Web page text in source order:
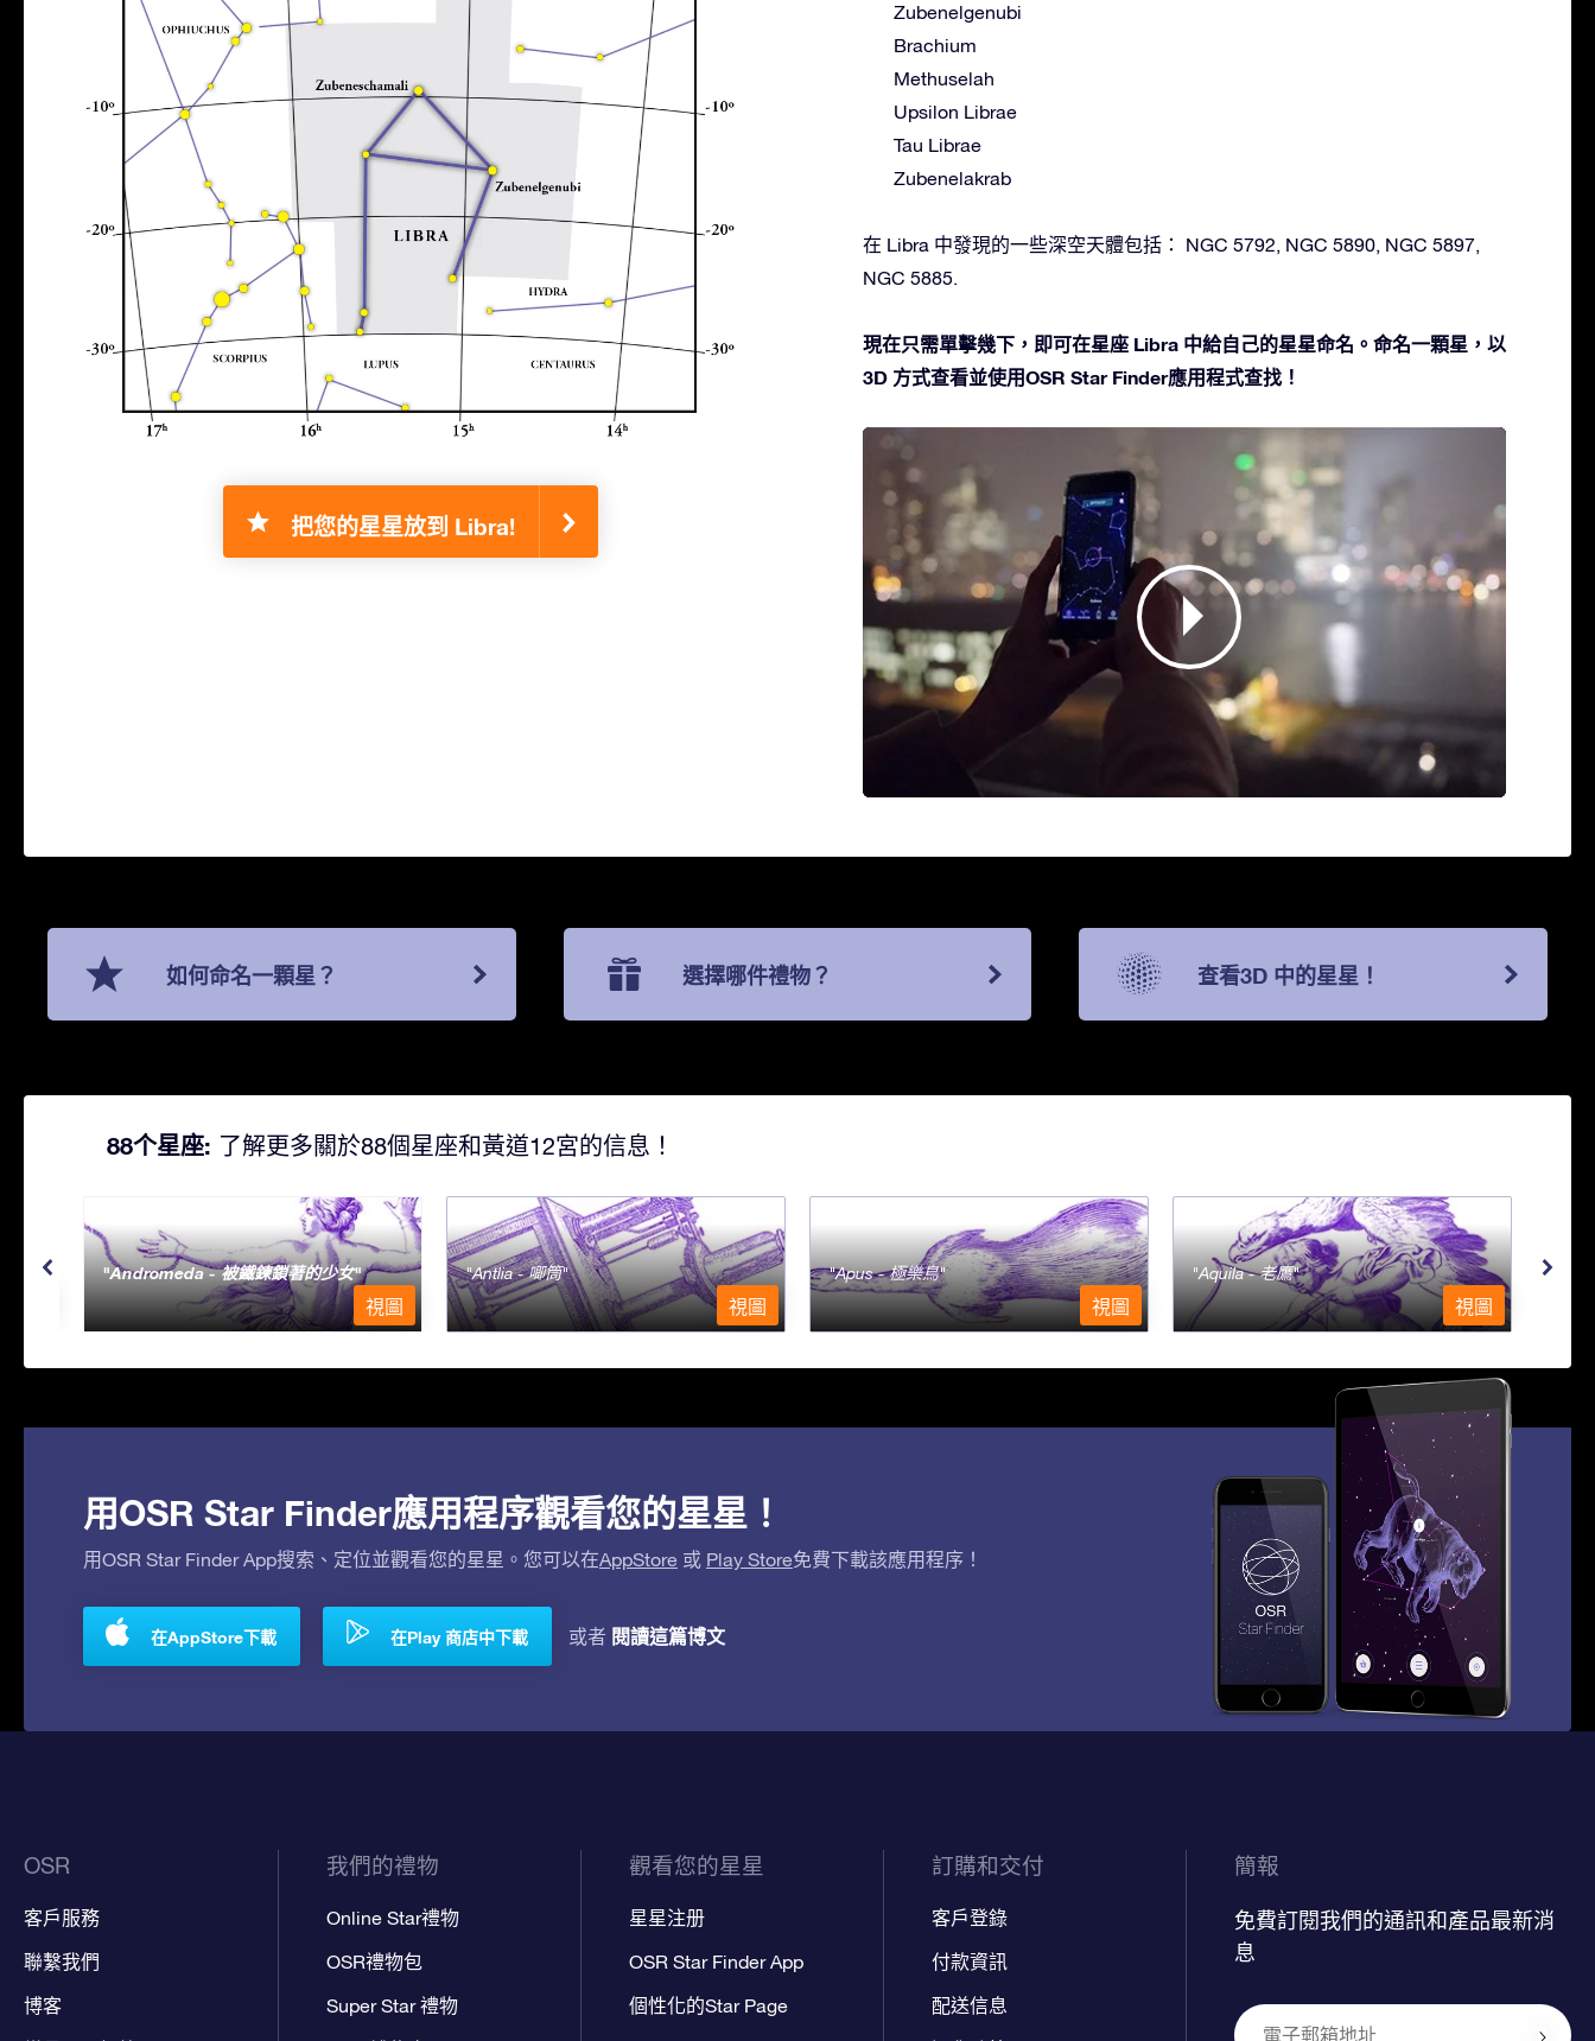
把您的星星放到 Libra!
Zubenelgenubi
Brachium
Methuselah
Upsilon Librae
Tau Librae
Zubenelakrab
在 Libra 中發現的一些深空天體包括： NGC 5792, NGC 5890, NGC 5897,
NGC 5885.
現在只需單擊幾下，即可在星座 Libra 中給自己的星星命名。命名一顆星，以
3D 方式查看並使用OSR Star Finder應用程式查找！
如何命名一顆星？ 選擇哪件禮物？ 查看3D 中的星星！
88个星座: 了解更多關於88個星座和黃道12宮的信息！
Andromeda - 被鐵鍊鎖著的少女
視圖
Antlia - 唧筒
視圖
Apus - 極樂鳥
視圖
Aquila - 老鷹
視圖
用OSR Star Finder應用程序觀看您的星星！
用OSR Star Finder App搜索、定位並觀看您的星星。您可以在AppStore 或 Play Store免費下載該應用程序！
在AppStore下載 在Play 商店中下載 或者 閱讀這篇博文
OSR
客戶服務
聯繫我們
博客
我們的禮物
Online Star禮物
OSR禮物包
Super Star 禮物
觀看您的星星
星星注册
OSR Star Finder App
個性化的Star Page
訂購和交付
客戶登錄
付款資訊
配送信息
簡報
免費訂閱我們的通訊和產品最新消
息